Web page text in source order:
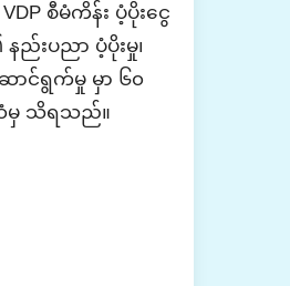
စီမံကိန်း ပံ့ပိုးငွေ
ည်းပညာ ပံ့ပိုးမှု၊
ာင်ရွက်မှု မှာ ၆၀
မှ သိရသည်။